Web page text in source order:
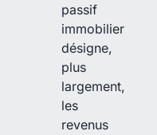
passif
immobilier
désigne,
plus
largement,
les
revenus